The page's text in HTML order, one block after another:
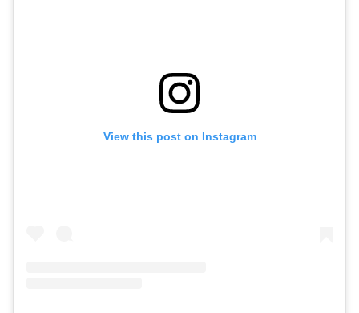
View this post on Instagram